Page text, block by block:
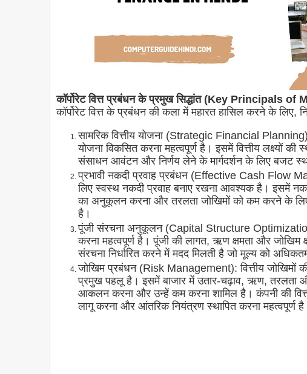
कॉर्पोरेट वित्त प्रबंधन के प्रमुख सिद्धांत (Key Principals
कॉर्पोरेट वित्त के प्रबंधन की कला में महारत हासिल करने के लिए,
सामरिक वित्तीय योजना (Strategic Financial
योजना विकसित करना महत्वपूर्ण है। इसमें वित्तीय लक्ष्यों
संसाधन आवंटन और निर्णय लेने के मार्गदर्शन के लिए बजट
प्रभावी नकदी प्रवाह प्रबंधन (Effective Cash Flow
लिए स्वस्थ नकदी प्रवाह बनाए रखना आवश्यक है। इसमें
का अनुकूलन करना और तरलता जोखिमों को कम करने के लिए
है।
पूंजी संरचना अनुकूलन (Capital Structure
करना महत्वपूर्ण है। पूंजी की लागत, ऋण क्षमता और जोखिम
संरचना निर्धारित करने में मदद मिलती है जो मूल्य को
जोखिम प्रबंधन (Risk Management): वित्तीय जोखिमों
प्रमुख पहलू है। इसमें बाजार में उतार-चढ़ाव, ऋण, तरलता
आकलन करना और उन्हें कम करना शामिल है। कंपनी की
लागू करना और आंतरिक नियंत्रण स्थापित करना महत्वपूर्ण